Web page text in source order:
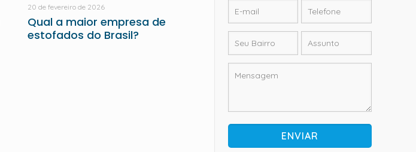
20 de fevereiro de 2026
Qual a maior empresa de
estofados do Brasil?